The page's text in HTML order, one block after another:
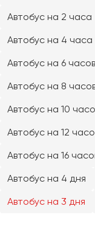
Автобус на 2 часа
Автобус на 4 часа
Автобус на 6 часов
Автобус на 8
Автобус на 10
Автобус на 12
Автобус на 16
Автобус на 4 дня
Автобус на 3 дня
Чебоксары
Челябинск
Чита
Ярославль